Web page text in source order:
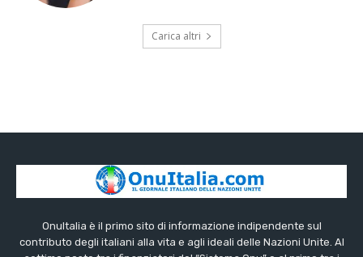
Carica altri
OnuItalia è il primo sito di informazione indipendente sul
contributo degli italiani alla vita e agli ideali delle Nazioni Unite. Al